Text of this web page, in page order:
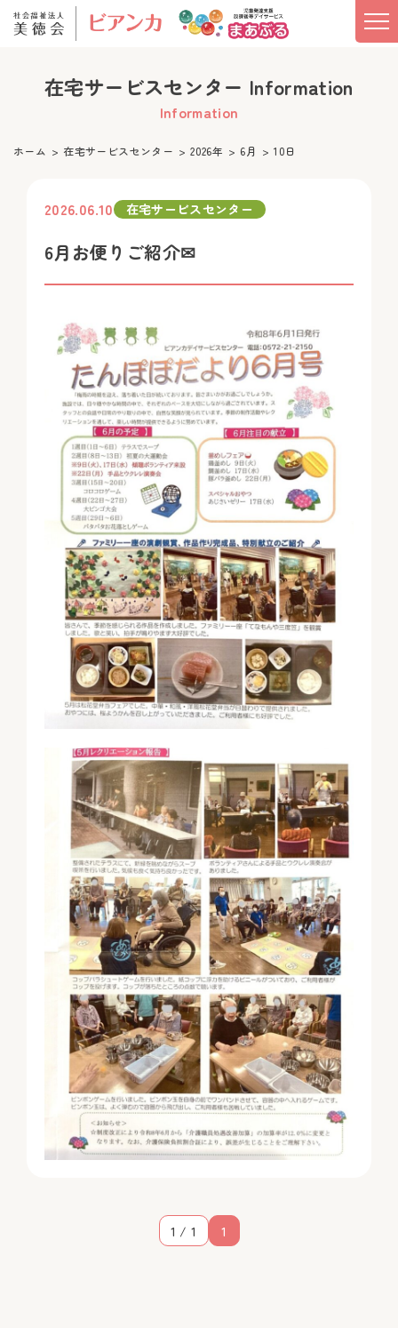
在宅サービスセンター Information
Information
ホーム 在宅サービスセンター 2026年 6月 10日
2026.06.10 在宅サービスセンター
6月お便りご紹介✉
1 / 1 1